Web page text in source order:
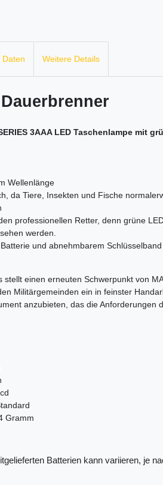
Daten Weitere Details
3AAA LED Taschenlampe mit
Wellenlänge
da Tiere, Insekten und Fische
professionellen Retter, denn grüne
werden.
und abnehmbarem
stellt einen erneuten Schwerpunkt von
Militärgemeinden ein in feinster
anzubieten, das die Anforderungen
Gramm
Batterien kann variieren, je